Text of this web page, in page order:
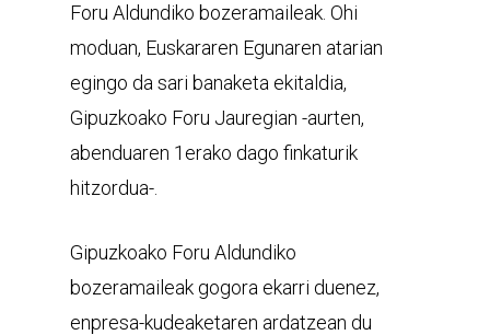
Foru Aldundiko bozeramaileak. Ohi
moduan, Euskararen Egunaren atarian
egingo da sari banaketa ekitaldia,
Gipuzkoako Foru Jauregian -aurten,
abenduaren 1erako dago finkaturik
hitzordua-.
Gipuzkoako Foru Aldundiko
bozeramaileak gogora ekarri duenez,
enpresa-kudeaketaren ardatzean du